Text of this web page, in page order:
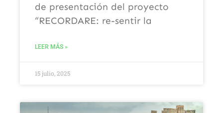
de presentación del proyecto
“RECORDARE: re-sentir la
LEER MÁS »
15 julio, 2025